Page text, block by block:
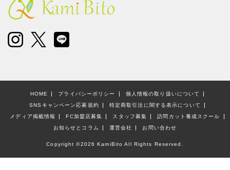
HOME プライバシーポリシー
個人情報の取り扱いについて
SNSキャンペーン応募規約
特定商取引法に関する表示について
メディア掲載情報
FC加盟店募集 スタッフ募集
訪問カット養成スクール
お知らせとコラム
運営会社 お問い合わせ
Copyright ©2026 KamiBito All Rights Reserved.